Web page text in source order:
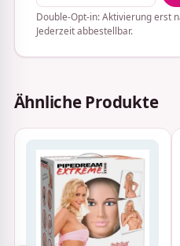
Double-Opt-in: Aktivierung erst
Jederzeit abbestellbar.
Ähnliche Produkte